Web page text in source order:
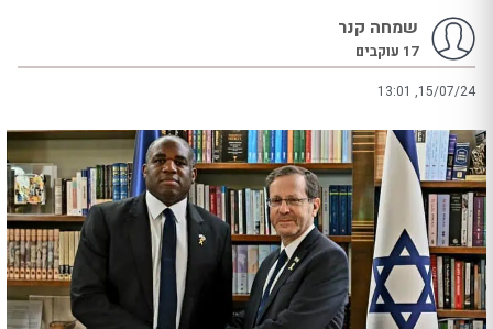
שמחה קנר
17 עוקבים
13:01 ,15/07/24